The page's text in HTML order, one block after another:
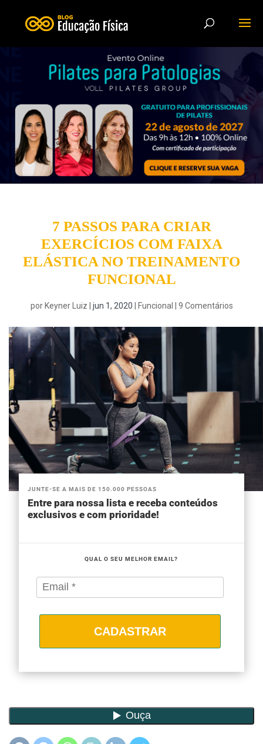
7 PASSOS PARA CRIAR
EXERCÍCIOS COM FAIXA
ELÁSTICA NO TREINAMENTO
FUNCIONAL
por Keyner Luiz jun 1, 2020 Funcional 9 Comentários
JUNTE-SE A MAIS DE 150.000 PESSOAS
Entre para nossa lista e receba conteúdos
exclusivos e com prioridade!
QUAL O SEU MELHOR EMAIL?
CADASTRAR